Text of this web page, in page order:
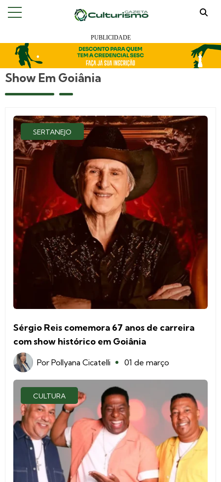
Show Em Goiânia
SERTANEJO
Sérgio Reis comemora 67 anos de carreira
com show histórico em Goiânia
Por Pollyana Cicatelli 01 de março
CULTURA